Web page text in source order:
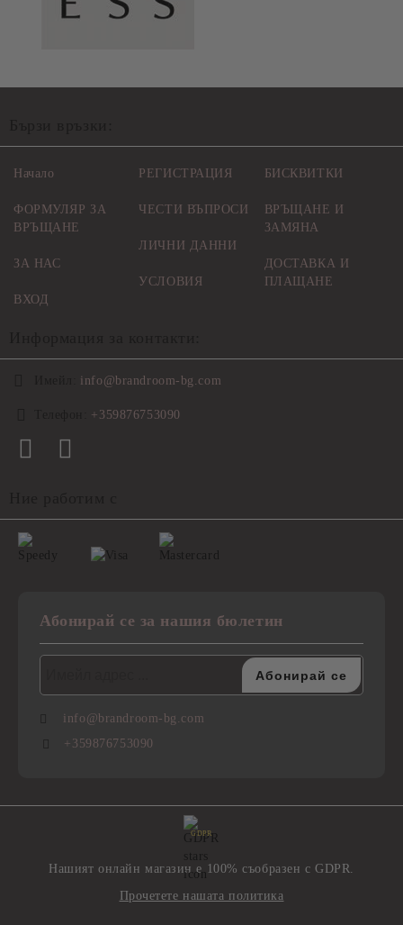
Начало
ФОРМУЛЯР ЗА
ВРЪЩАНЕ
ЗА НАС
ВХОД
РЕГИСТРАЦИЯ
ЧЕСТИ ВЪПРОСИ
ЛИЧНИ ДАННИ
УСЛОВИЯ
БИСКВИТКИ
ВРЪЩАНЕ И
ЗАМЯНА
ДОСТАВКА И
ПЛАЩАНЕ
info@brandroom-bg.com
+359876753090
Абонирай се за нашия бюлетин
info@brandroom-bg.com
+359876753090
GDPR
Нашият онлайн магазин е 100% съобразен с GDPR.
Прочетете нашата политика